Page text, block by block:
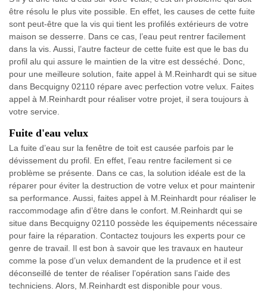
être résolu le plus vite possible. En effet, les causes de cette fuite
sont peut-être que la vis qui tient les profilés extérieurs de votre
maison se desserre. Dans ce cas, l’eau peut rentrer facilement
dans la vis. Aussi, l’autre facteur de cette fuite est que le bas du
profil alu qui assure le maintien de la vitre est desséché. Donc,
pour une meilleure solution, faite appel à M.Reinhardt qui se situe
dans Becquigny 02110 répare avec perfection votre velux. Faites
appel à M.Reinhardt pour réaliser votre projet, il sera toujours à
votre service.
Fuite d'eau velux
La fuite d’eau sur la fenêtre de toit est causée parfois par le
dévissement du profil. En effet, l’eau rentre facilement si ce
problème se présente. Dans ce cas, la solution idéale est de la
réparer pour éviter la destruction de votre velux et pour maintenir
sa performance. Aussi, faites appel à M.Reinhardt pour réaliser le
raccommodage afin d’être dans le confort. M.Reinhardt qui se
situe dans Becquigny 02110 possède les équipements nécessaire
pour faire la réparation. Contactez toujours les experts pour ce
genre de travail. Il est bon à savoir que les travaux en hauteur
comme la pose d’un velux demandent de la prudence et il est
déconseillé de tenter de réaliser l’opération sans l’aide des
techniciens. Alors, M.Reinhardt est disponible pour vous.